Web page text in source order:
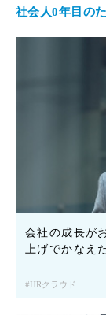
社会人0年目の
会社の成長が
上げでかなえ
HRクラウド